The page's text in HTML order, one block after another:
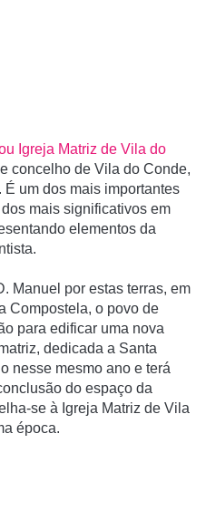
Igreja Matriz de Vila do
concelho de Vila do Conde,
um dos mais importantes
mais significativos em
elementos da
Manuel por estas terras, em
Compostela, o povo de
para edificar uma nova
dedicada a Santa
nesse mesmo ano e terá
do espaço da
se à Igreja Matriz de Vila
época.